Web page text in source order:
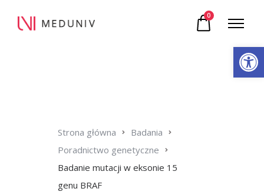
Otwórz pasek narzędzi
0
Strona główna
Badania
Poradnictwo genetyczne
Badanie mutacji w eksonie 15
genu BRAF